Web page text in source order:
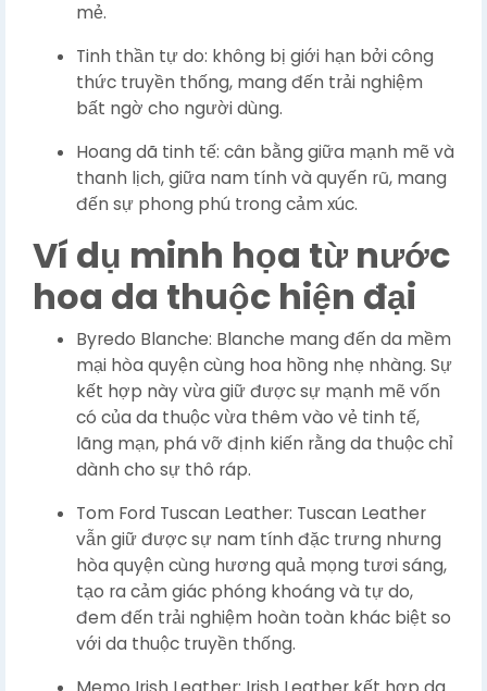
mẻ.
Tinh thần tự do: không bị giới hạn bởi công
thức truyền thống, mang đến trải nghiệm
bất ngờ cho người dùng.
Hoang dã tinh tế: cân bằng giữa mạnh mẽ và
thanh lịch, giữa nam tính và quyến rũ, mang
đến sự phong phú trong cảm xúc.
Ví dụ minh họa từ nước
hoa da thuộc hiện đại
Byredo Blanche: Blanche mang đến da mềm
mại hòa quyện cùng hoa hồng nhẹ nhàng. Sự
kết hợp này vừa giữ được sự mạnh mẽ vốn
có của da thuộc vừa thêm vào vẻ tinh tế,
lãng mạn, phá vỡ định kiến rằng da thuộc chỉ
dành cho sự thô ráp.
Tom Ford Tuscan Leather: Tuscan Leather
vẫn giữ được sự nam tính đặc trưng nhưng
hòa quyện cùng hương quả mọng tươi sáng,
tạo ra cảm giác phóng khoáng và tự do,
đem đến trải nghiệm hoàn toàn khác biệt so
với da thuộc truyền thống.